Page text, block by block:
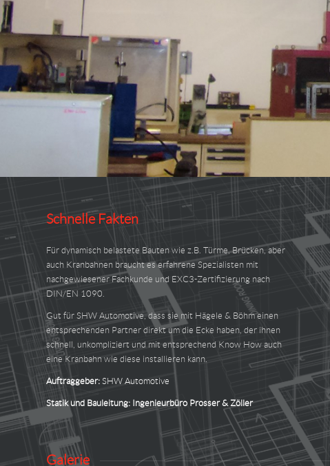
Schnelle Fakten
Für dynamisch belastete Bauten wie z.B. Türme, Brücken, aber
auch Kranbahnen braucht es erfahrene Spezialisten mit
nachgewiesener Fachkunde und EXC3-Zertifizierung nach
DIN/EN 1090.
Gut für SHW Automotive, dass sie mit Hägele & Böhm einen
entsprechenden Partner direkt um die Ecke haben, der ihnen
schnell, unkompliziert und mit entsprechend Know How auch
eine Kranbahn wie diese installieren kann.
Auftraggeber: SHW Automotive
Statik und Bauleitung: Ingenieurbüro Prosser & Zöller
Galerie